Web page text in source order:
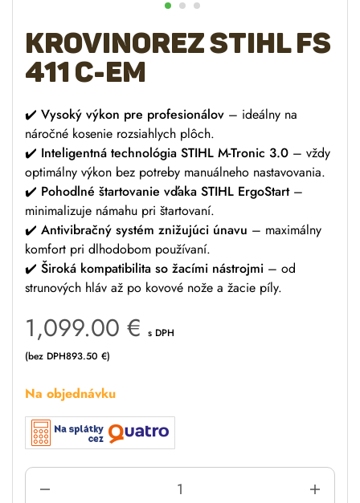
Krovinorez STIHL FS
411 C-EM
✔️ Vysoký výkon pre profesionálov – ideálny na
náročné kosenie rozsiahlych plôch.
✔️ Inteligentná technológia STIHL M-Tronic 3.0 – vždy
optimálny výkon bez potreby manuálneho nastavovania.
✔️ Pohodlné štartovanie vďaka STIHL ErgoStart–
minimalizuje námahu pri štartovaní.
✔️ Antivibračný systém znižujúci únavu – maximálny
komfort pri dlhodobom používaní.
✔️ Široká kompatibilita so žacími nástrojmi – od
strunových hláv až po kovové nože a žacie píly.
1,099.00 € s DPH
(bez DPH893.50 €)
Na objednávku